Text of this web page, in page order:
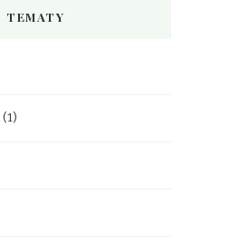
TEMATY
(1)